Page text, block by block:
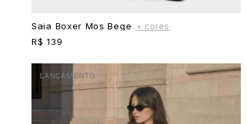
Saia Boxer Mos Bege + cores
R$ 139
LANÇAMENTO